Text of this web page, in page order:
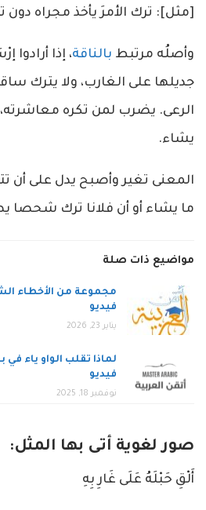
[مثل]: ترك الأمرَ يأخذ مجراه دون
وأصلُه مرتبط بالناقة، إذا أرادوا
جديلها على الغارب، ولا يترك
الرعى. يضرب لمن تكره
يشاء.
المعنى تغير وأصبح يدل على
ما يشاء أو أن فلانا ترك شحصا
مواضيع ذات صلة
مجموعة من الأخطاء
فيديو
يناير 23, 2026
لماذا تقلب الواو ياء
فيديو
نوفمبر 18, 2025
صور لغوية أتى بها المثل:
أَلْقِ حَبْلَهُ عَلَى غَارِ بِهِ